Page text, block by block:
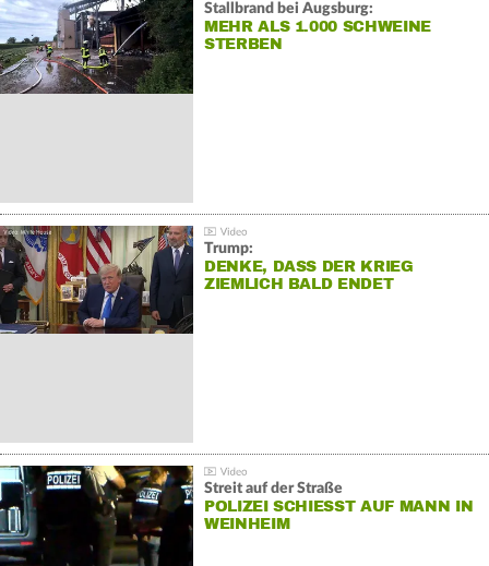
Stallbrand bei Augsburg:
MEHR ALS 1.000 SCHWEINE
STERBEN
Trump:
DENKE, DASS DER KRIEG
ZIEMLICH BALD ENDET
Streit auf der Straße
POLIZEI SCHIESST AUF MANN IN W
EINHEIM